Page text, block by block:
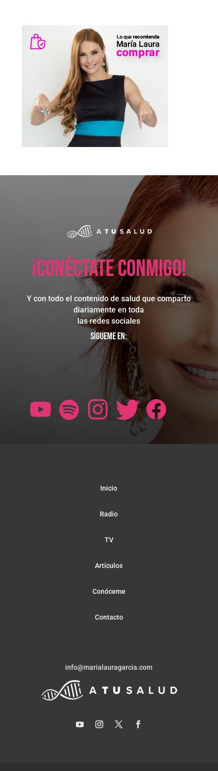
¡Conéctate conmigo!
Y con todo el contenido de salud que comparto
diariamente en toda
las redes sociales
Sígueme en:
Inicio
Radio
TV
Artículos
Conóceme
Contacto
info@marialauragarcia.com